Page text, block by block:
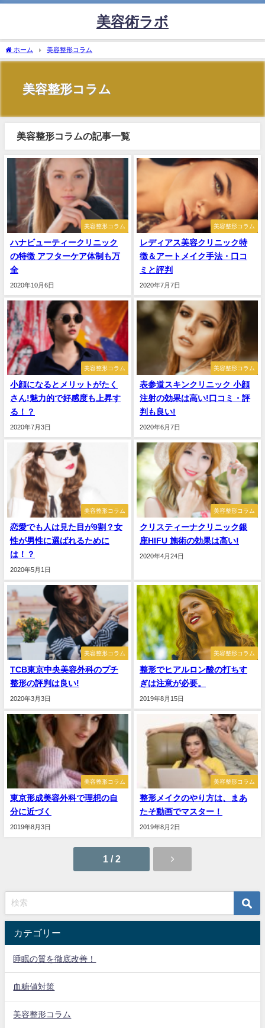
美容術ラボ
ホーム 美容整形コラム
美容整形コラム
美容整形コラムの記事一覧
美容整形コラム
ハナビューティークリニック
の特徴 アフターケア体制も万
全
2020年10月6日
美容整形コラム
レディアス美容クリニック特
徴＆アートメイク手法・口コ
ミと評判
2020年7月7日
美容整形コラム
小顔になるとメリットがたく
さん!魅力的で好感度も上昇す
る！？
2020年7月3日
美容整形コラム
表参道スキンクリニック 小顔
注射の効果は高い!口コミ・評
判も良い!
2020年6月7日
美容整形コラム
恋愛でも人は見た目が9割？女
性が男性に選ばれるために
は！？
2020年5月1日
美容整形コラム
クリスティーナクリニック銀
座HIFU 施術の効果は高い!
2020年4月24日
美容整形コラム
TCB東京中央美容外科のプチ
整形の評判は良い!
2020年3月3日
美容整形コラム
整形でヒアルロン酸の打ちす
ぎは注意が必要。
2019年8月15日
美容整形コラム
東京形成美容外科で理想の自
分に近づく
2019年8月3日
美容整形コラム
整形メイクのやり方は、まあ
たそ動画でマスター！
2019年8月2日
1 / 2
カテゴリー
睡眠の質を徹底改善！
血糖値対策
美容整形コラム